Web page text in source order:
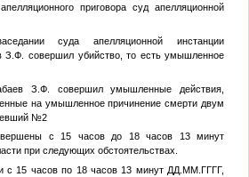
приговора суд апелляционной
суда апелляционной инстанции
З.Ф. совершил убийство, то есть умышленное
З.Ф. совершил умышленные действия,
на умышленное причинение смерти двум
№2
с 15 часов до 18 часов 13 минут
при следующих обстоятельствах.
с 15 часов по 18 часов 13 минут ДД.ММ.ГГГГ,